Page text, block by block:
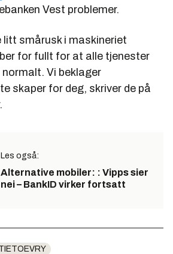
Vest problemer.
litt smårusk i maskineriet
for fullt for at alle tjenester
Vi beklager
skaper for deg, skriver de på
Les også:
Alternative mobiler: : Vipps sier
nei – BankID virker fortsatt